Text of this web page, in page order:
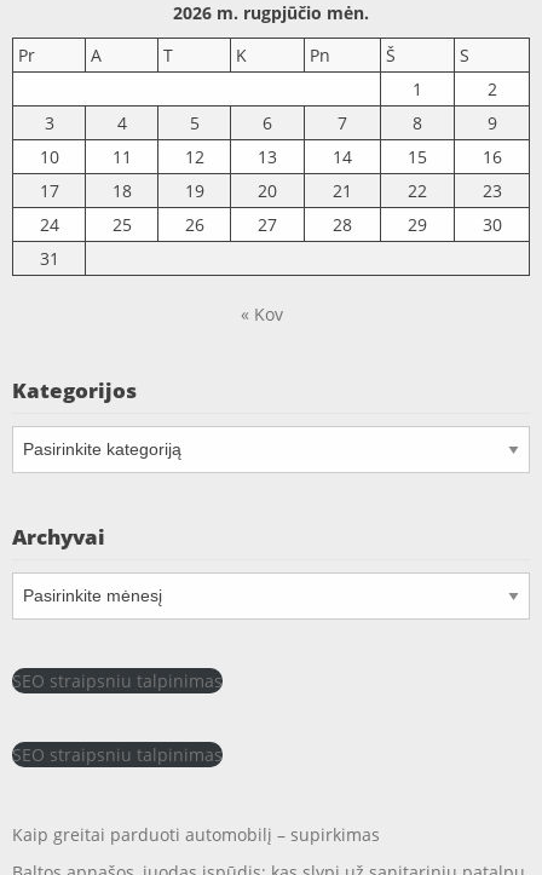
2026 m. rugpjūčio mėn.
Pr
A T K Pn Š
S
1
2
3
4 5 6 7 8
9
10
11 12 13 14 15
16
17
18 19 20 21 22
23
24
25 26 27 28 29
30
31
« Kov
Kategorijos
Kategorijos
Archyvai
Archyvai
SEO straipsniu talpinimas
SEO straipsniu talpinimas
Kaip greitai parduoti automobilį – supirkimas